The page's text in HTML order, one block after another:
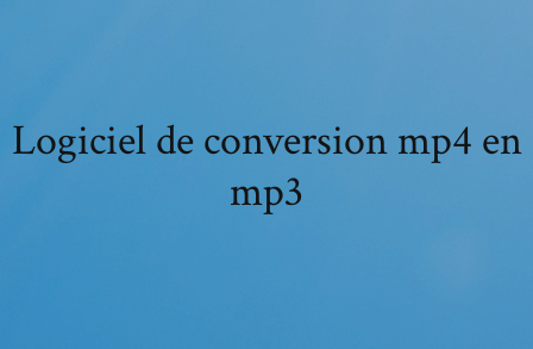
Logiciel de conversion mp4 en
mp3